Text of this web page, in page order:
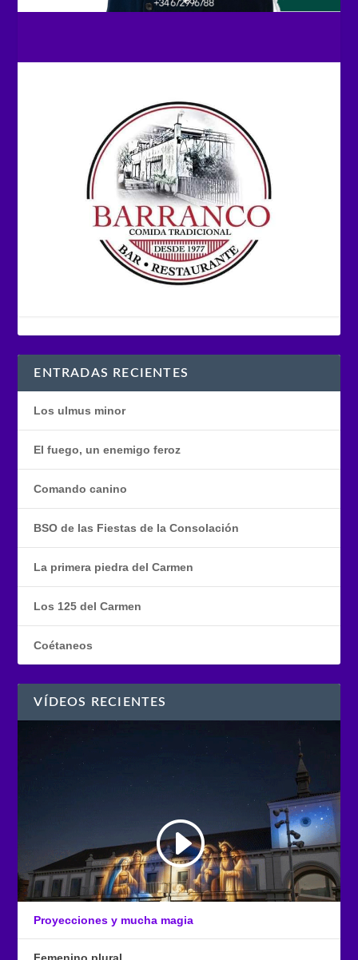
ENTRADAS RECIENTES
Los ulmus minor
El fuego, un enemigo feroz
Comando canino
BSO de las Fiestas de la Consolación
La primera piedra del Carmen
Los 125 del Carmen
Coétaneos
VÍDEOS RECIENTES
Proyecciones y mucha magia